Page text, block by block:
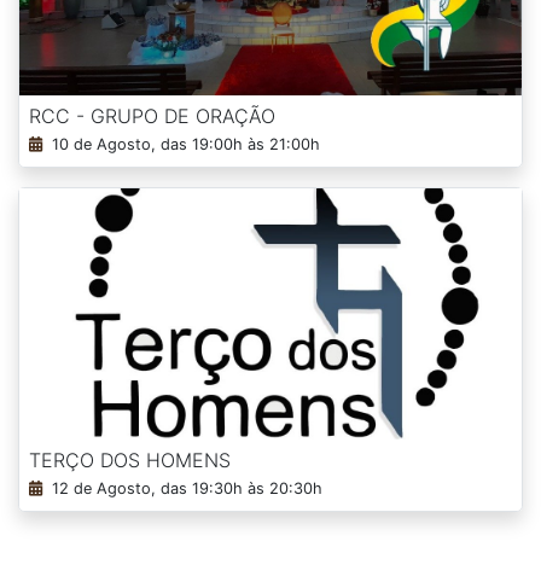
RCC - GRUPO DE ORAÇÃO
10 de Agosto, das 19:00h às 21:00h
TERÇO DOS HOMENS
12 de Agosto, das 19:30h às 20:30h